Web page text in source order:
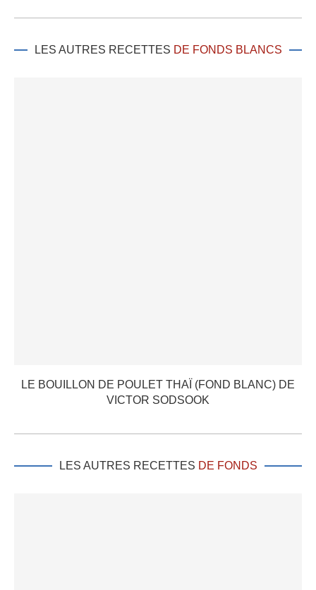
LES AUTRES RECETTES DE FONDS BLANCS
LE BOUILLON DE POULET THAÏ (FOND BLANC) DE
VICTOR SODSOOK
LES AUTRES RECETTES DE FONDS